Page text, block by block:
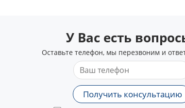
У Вас есть
Оставьте телефон, мы перезвоним и
Получить консультацию